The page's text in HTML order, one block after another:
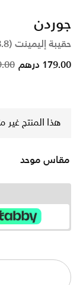
جوردن
حقيبة إليمينت (68.8 لتر)
179.00 درهم
هذا المنتج غير
مقاس موحد